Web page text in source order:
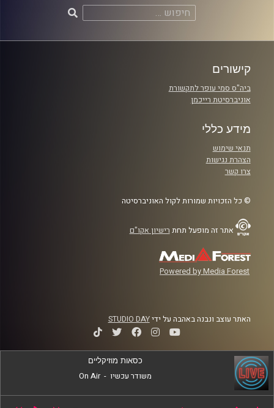
חיפוש:
קישורים
ביה"ס סמי עופר לתקשורת
אוניברסיטת רייכמן
מידע כללי
תנאי שימוש
הצהרת נגישות
צרו קשר
© כל הזכויות שמורות לקול האוניברסיטה
אתר זה מופעל תחת רישיון אקו"ם
Powered by Media Forest
האתר עוצב ונבנה באהבה על ידיSTUDIO DAY
כסאות מוזיקליים
משודר עכשיו -
On Air